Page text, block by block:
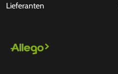
Lieferanten